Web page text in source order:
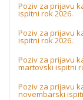
Poziv za prijavu
ispitni rok 2026.
Poziv za prijavu
ispitni rok 2026.
Poziv za prijavu
martovski ispitni
Poziv za prijavu
novembarski